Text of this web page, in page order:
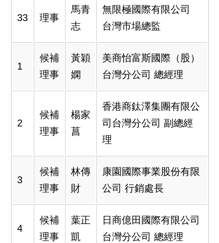
33 理事
馬青
志
無限極國際有限公司
台灣市場總監
1
候補
理事
黃穎
嫻
美商怡富斯國際（股）
台灣分公司 總經理
2
候補
理事
楊家
菖
香港商鈦澤集團有限公
司台灣分公司 副總經
理
3
候補
理事
林傳
財
康園國際事業股份有限
公司 行銷處長
4
候補
理事
葉正
凱
日商億田國際有限公司
台灣分公司 總經理